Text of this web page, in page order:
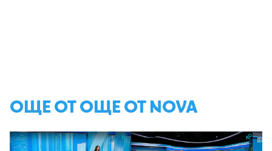
ОЩЕ ОТ ОЩЕ ОТ NOVA